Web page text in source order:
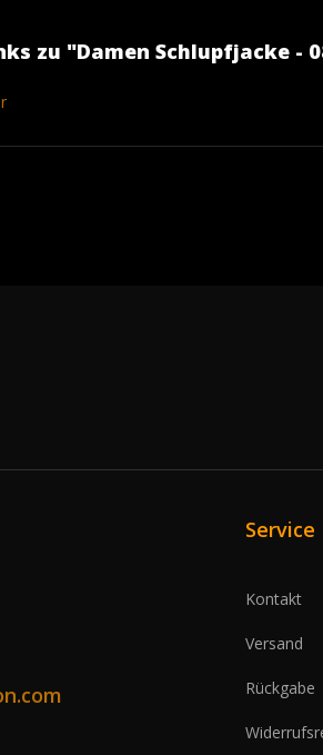
zu "Damen Schlupfjacke -
Service
Kontakt
Versand
Rückgabe